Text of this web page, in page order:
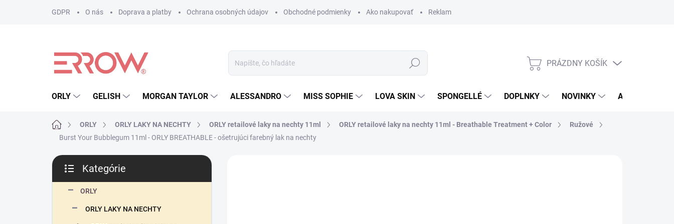
GDPR O nás Doprava a platby Ochrana osobných údajov Obchodné podmienky Ako nakupovať Reklamačný poriadok
Hľadať
NÁKUPNÝ
PRÁZDNY KOŠÍK
ORLY GELISH MORGAN TAYLOR ALESSANDRO MISS SOPHIE LOVA SKIN SPONGELLÉ DOPLNKY NOVINKY AKCIA
DomovORLY ORLY LAKY NA NECHTY ORLY retailové laky na nechty 11ml ORLY retailové laky na nechty 11ml - Breathable Treatment + Color
Ružové
Burst Your Bubblegum 11ml - ORLY BREATHABLE - ošetrujúci farebný lak na nechty
B
č
kategórie
Kategórie
ORLY
ORLY LAKY NA NECHTY